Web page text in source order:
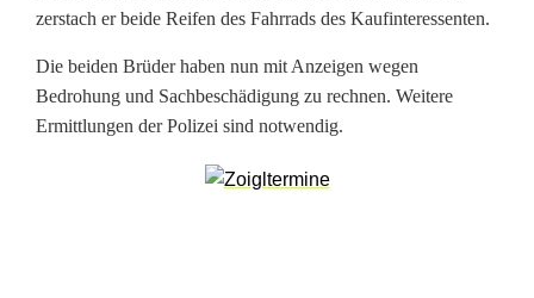
s
t
a
zerstach er beide Reifen des Fahrrads des Kaufinteressenten.
Die beiden Brüder haben nun mit Anzeigen wegen
Bedrohung und Sachbeschädigung zu rechnen. Weitere
Ermittlungen der Polizei sind notwendig.